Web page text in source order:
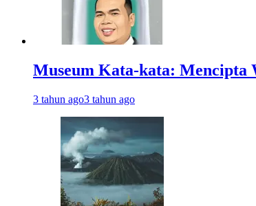
Museum Kata-kata: Mencipta
3 tahun ago3 tahun ago